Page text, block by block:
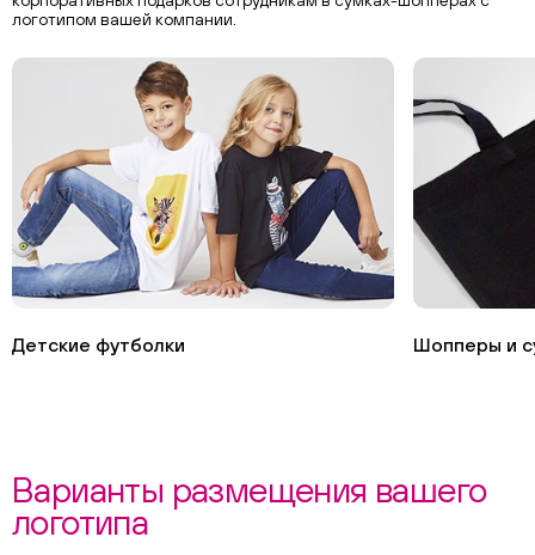
логотипом вашей компании.
Детские футболки Шопперы и
Варианты размещения вашего
логотипа